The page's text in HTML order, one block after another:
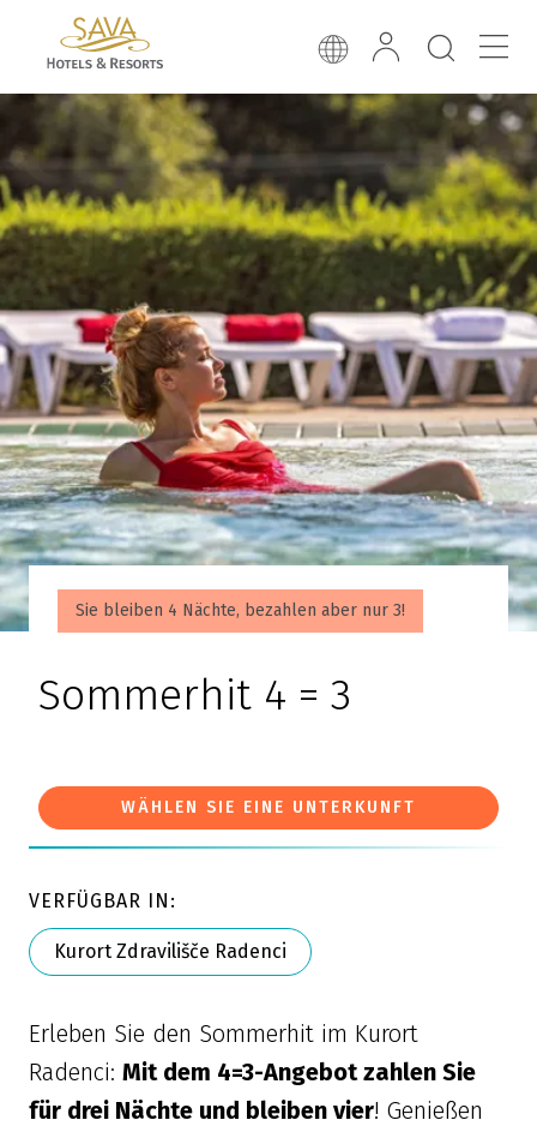
Sie bleiben 4 Nächte, bezahlen aber nur 3!
Sommerhit 4 = 3
WÄHLEN SIE EINE UNTERKUNFT
VERFÜGBAR IN:
Kurort Zdravilišče Radenci
Erleben Sie den Sommerhit im Kurort
Radenci: Mit dem 4=3-Angebot zahlen Sie
für drei Nächte und bleiben vier! Genießen